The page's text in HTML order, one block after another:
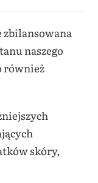
zbilansowana
naszego
również
skóry,